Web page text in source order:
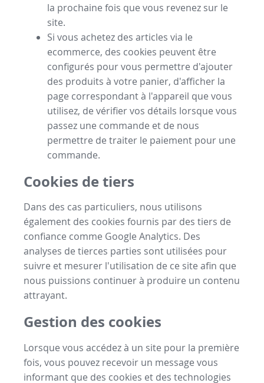
la prochaine fois que vous revenez sur le
site.
Si vous achetez des articles via le
ecommerce, des cookies peuvent être
configurés pour vous permettre d'ajouter
des produits à votre panier, d'afficher la
page correspondant à l'appareil que vous
utilisez, de vérifier vos détails lorsque vous
passez une commande et de nous
permettre de traiter le paiement pour une
commande.
Cookies de tiers
Dans des cas particuliers, nous utilisons
également des cookies fournis par des tiers de
confiance comme Google Analytics. Des
analyses de tierces parties sont utilisées pour
suivre et mesurer l'utilisation de ce site afin que
nous puissions continuer à produire un contenu
attrayant.
Gestion des cookies
Lorsque vous accédez à un site pour la première
fois, vous pouvez recevoir un message vous
informant que des cookies et des technologies